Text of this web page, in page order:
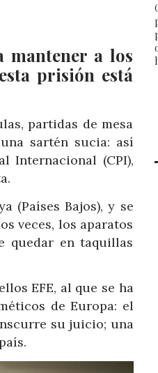
a los
prisión está
partidas de mesa
sartén sucia: así
Internacional (CPI),
(Países Bajos), y se
veces, los aparatos
quedar en taquillas
EFE, al que se ha
de Europa: el
su juicio; una